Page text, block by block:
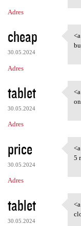
Adres
cheap
30.05.2024
Adres
<a
tablet
30.05.2024
Adres
<a
price
30.05.2024
Adres
<a
5
tablet
30.05.2024
<a